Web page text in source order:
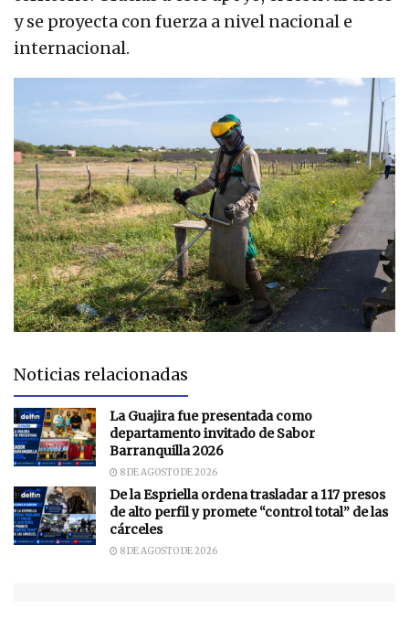
y se proyecta con fuerza a nivel nacional e
internacional.
Noticias relacionadas
La Guajira fue presentada como
departamento invitado de Sabor
Barranquilla 2026
8 DE AGOSTO DE 2026
De la Espriella ordena trasladar a 117 presos
de alto perfil y promete “control total” de las
cárceles
8 DE AGOSTO DE 2026